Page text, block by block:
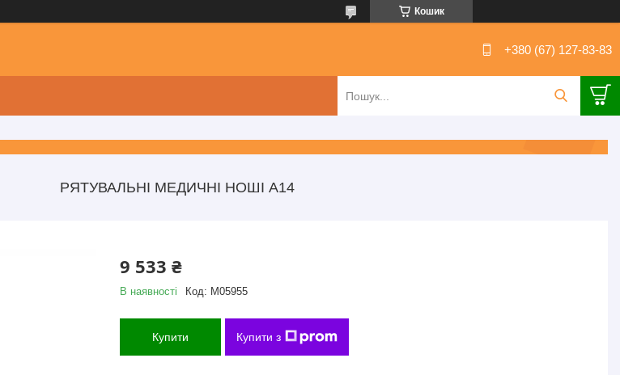
Кошик
+380 (67) 127-83-83
РЯТУВАЛЬНІ МЕДИЧНІ НОШІ А14
9 533 ₴
В наявності Код: M05955
Купити Купити з